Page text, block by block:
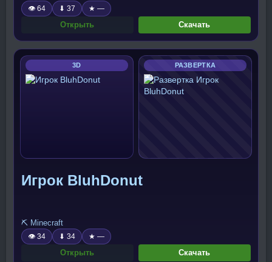
👁 64 ⬇ 37 ★ —
Открыть Скачать
3D РАЗВЕРТКА
Игрок BluhDonut
⛏️ Minecraft
👁 34 ⬇ 34 ★ —
Открыть Скачать